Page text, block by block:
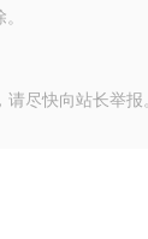
请尽快向站长举报